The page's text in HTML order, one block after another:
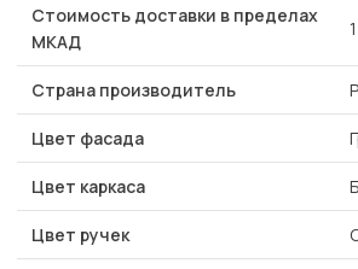
Стоимость доставки в пределах
МКАД
Страна производитель
Цвет фасада
Цвет каркаса
Цвет ручек